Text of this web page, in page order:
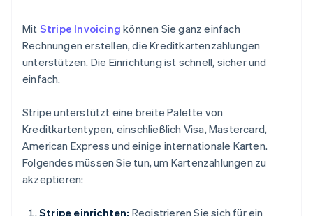
Mit Stripe Invoicing können Sie ganz einfach
Rechnungen erstellen, die Kreditkartenzahlungen
unterstützen. Die Einrichtung ist schnell, sicher und
einfach.
Stripe unterstützt eine breite Palette von
Kreditkartentypen, einschließlich Visa, Mastercard,
American Express und einige internationale Karten.
Folgendes müssen Sie tun, um Kartenzahlungen zu
akzeptieren:
Stripe einrichten: Registrieren Sie sich für ein